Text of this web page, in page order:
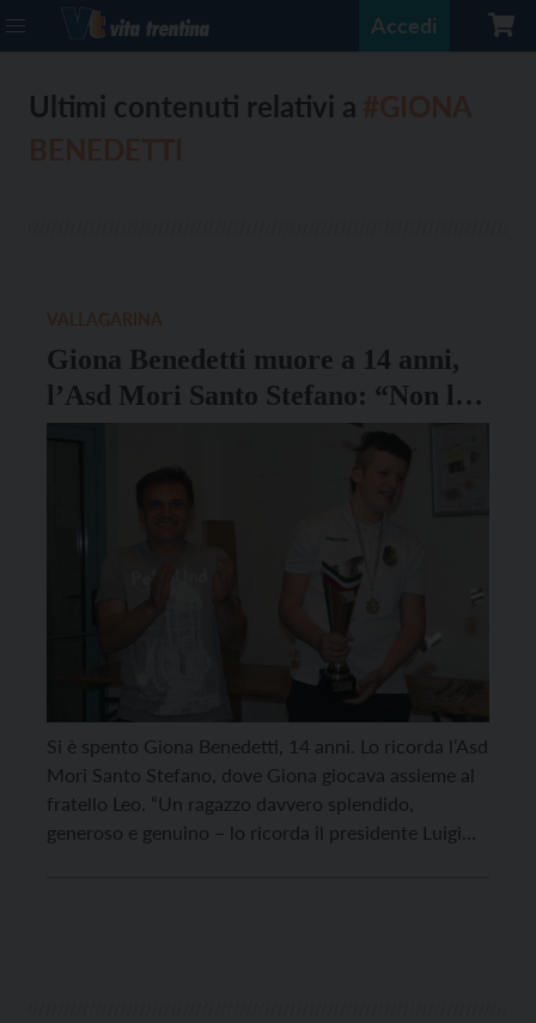
Accedi
Ultimi contenuti relativi a
Giona Benedetti muore a 14 anni,
l’Asd Mori Santo Stefano: “Non lo
dimenticheremo mai”
Si è spento Giona Benedetti, 14 anni. Lo ricorda l’Asd
Mori Santo Stefano, dove Giona giocava assieme al
fratello Leo. “Un ragazzo davvero splendido,
generoso e genuino – lo ricorda il presidente Luigi